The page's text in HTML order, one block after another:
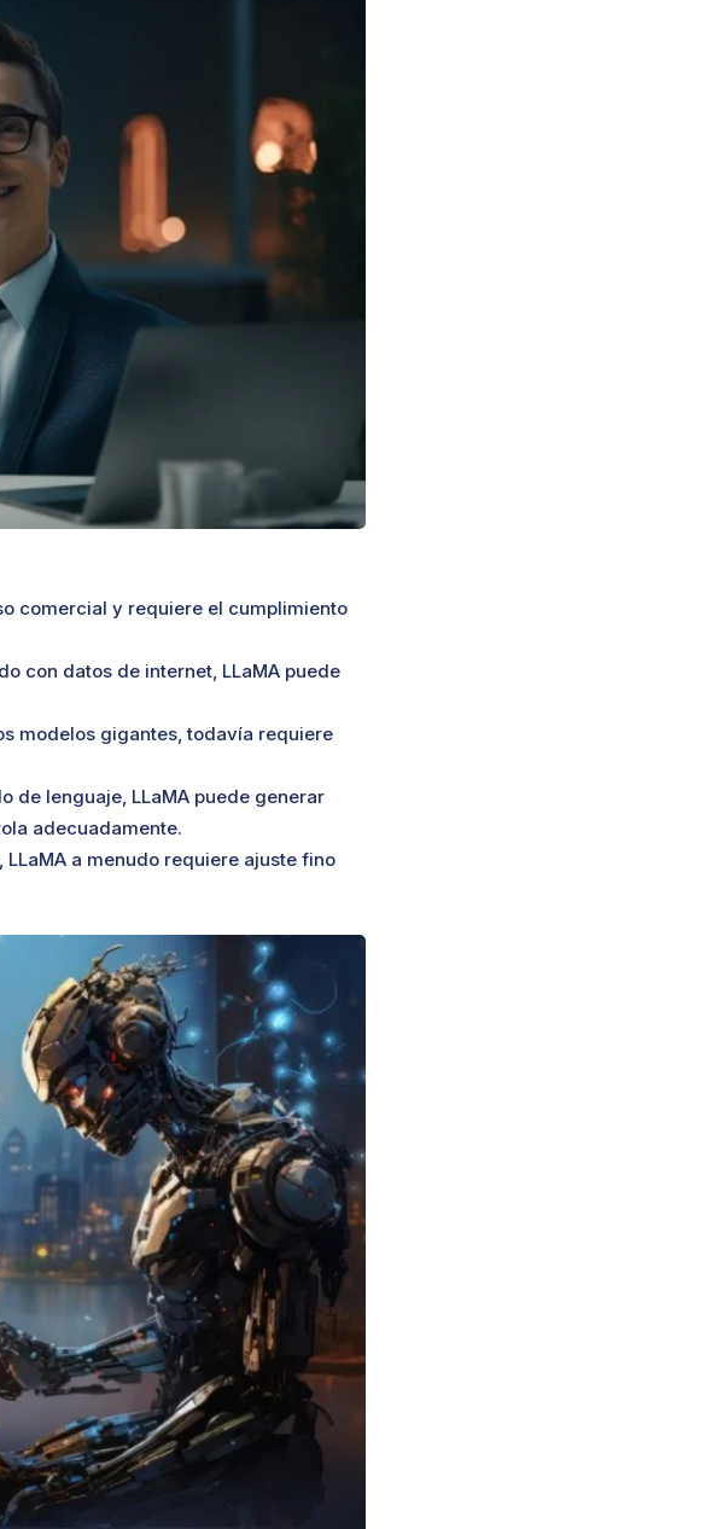
comercial y requiere el cumplimiento
con datos de internet, LLaMA puede
modelos gigantes, todavía requiere
de lenguaje, LLaMA puede generar
adecuadamente.
a menudo requiere ajuste fino